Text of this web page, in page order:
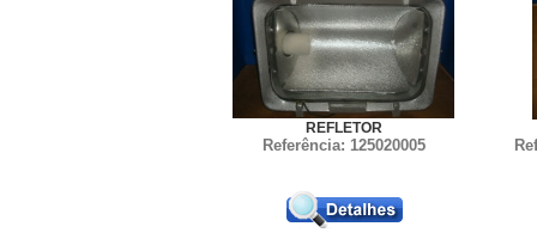
REFLETOR
Referência: 125020005